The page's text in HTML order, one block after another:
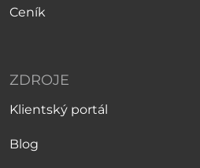
Ceník
ZDROJE
Klientský portál
Blog